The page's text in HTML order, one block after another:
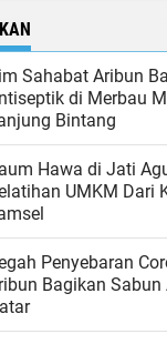
Sahabat Aribun
di Merbau
Bintang
Hawa di Jati
UMKM Dari
Penyebaran
Bagikan